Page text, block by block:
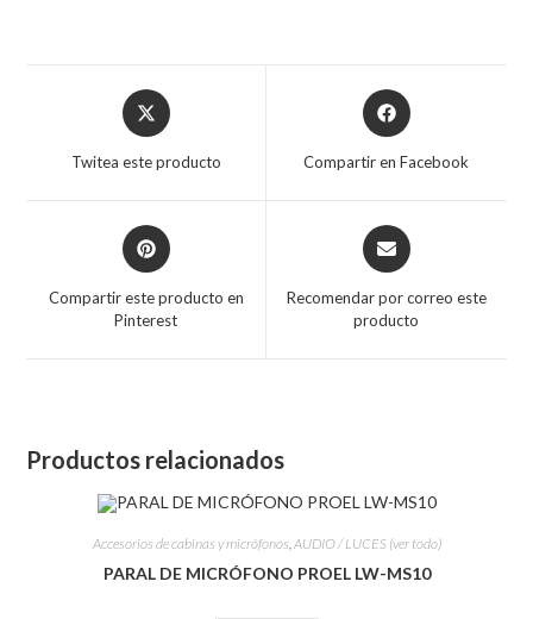
Twitea este producto Compartir en Facebook
Compartir este producto en
Pinterest
Recomendar por correo este
producto
Productos relacionados
Accesorios de cabinas y micrófonos,AUDIO / LUCES (ver todo)
PARAL DE MICRÓFONO PROEL LW-MS10